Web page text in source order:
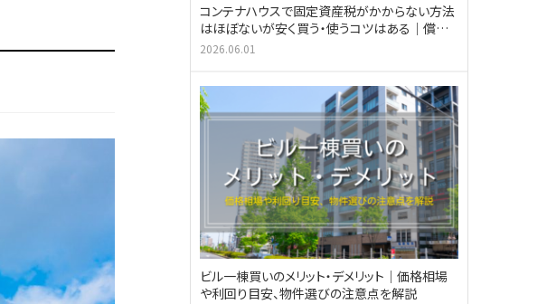
コンテナハウスで固定資産税がかからない方法
はほぼないが安く買う・使うコツはある｜償却
資産税も解説
2026.06.01
ビル一棟買いのメリット・デメリット｜価格相場
や利回り目安、物件選びの注意点を解説